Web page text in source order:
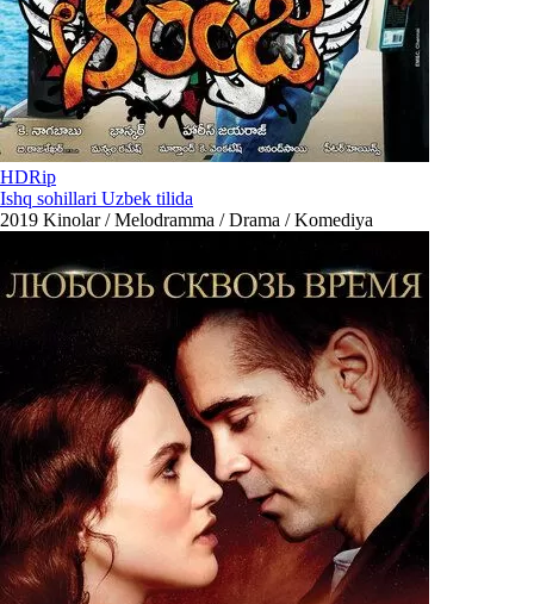
HDRip
Ishq sohillari Uzbek tilida
2019 Kinolar / Melodramma / Drama / Komediya